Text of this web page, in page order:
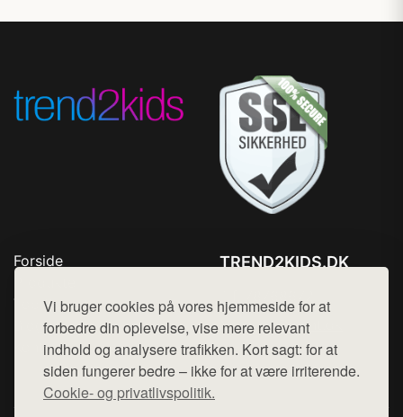
Vi bruger cookies på vores hjemmeside for at
forbedre din oplevelse, vise mere relevant
indhold og analysere trafikken. Kort sagt: for at
siden fungerer bedre – ikke for at være irriterende.
Cookie- og privatlivspolitik.
Forside
Top Rabatter
Blog
Kontakt
TREND2KIDS.DK
Mail: hej@want.dk
Cookie- og privatlivspolitik